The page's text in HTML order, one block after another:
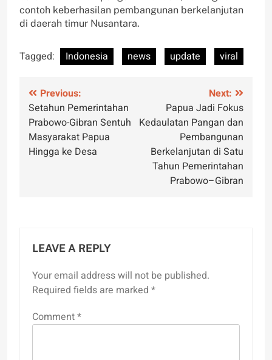
contoh keberhasilan pembangunan berkelanjutan
di daerah timur Nusantara.
Tagged: Indonesia news update viral
Post
navigation
Previous:
Setahun Pemerintahan
Prabowo-Gibran Sentuh
Masyarakat Papua
Hingga ke Desa
Next:
Papua Jadi Fokus
Kedaulatan Pangan dan
Pembangunan
Berkelanjutan di Satu
Tahun Pemerintahan
Prabowo–Gibran
LEAVE A REPLY
Your email address will not be published.
Required fields are marked *
Comment*